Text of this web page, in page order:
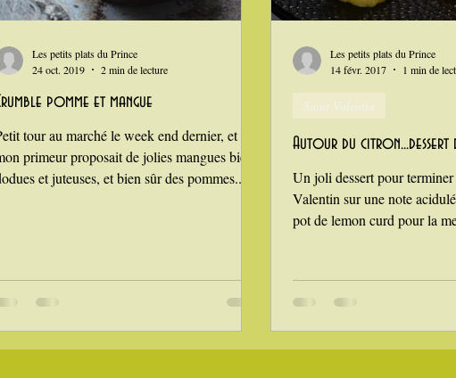
végétarien i Love Tomate ! Je mange au bureau : gamelle, bento
pomme et mangue
tour au marché le week end dernier, et
primeur proposait de jolies mangues bien
et juteuses, et bien sûr des pommes....
Les petits plats du Prince
24 oct. 2019
2 min de lecture
Autour du citron...dessert
Un joli dessert pour terminer
Valentin sur une note
pot de lemon curd pour la
Saint Valentin
Les petits plats du Prince
14 févr. 2017
1 min de